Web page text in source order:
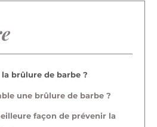
la brûlure de barbe ?
une brûlure de barbe ?
façon de prévenir la